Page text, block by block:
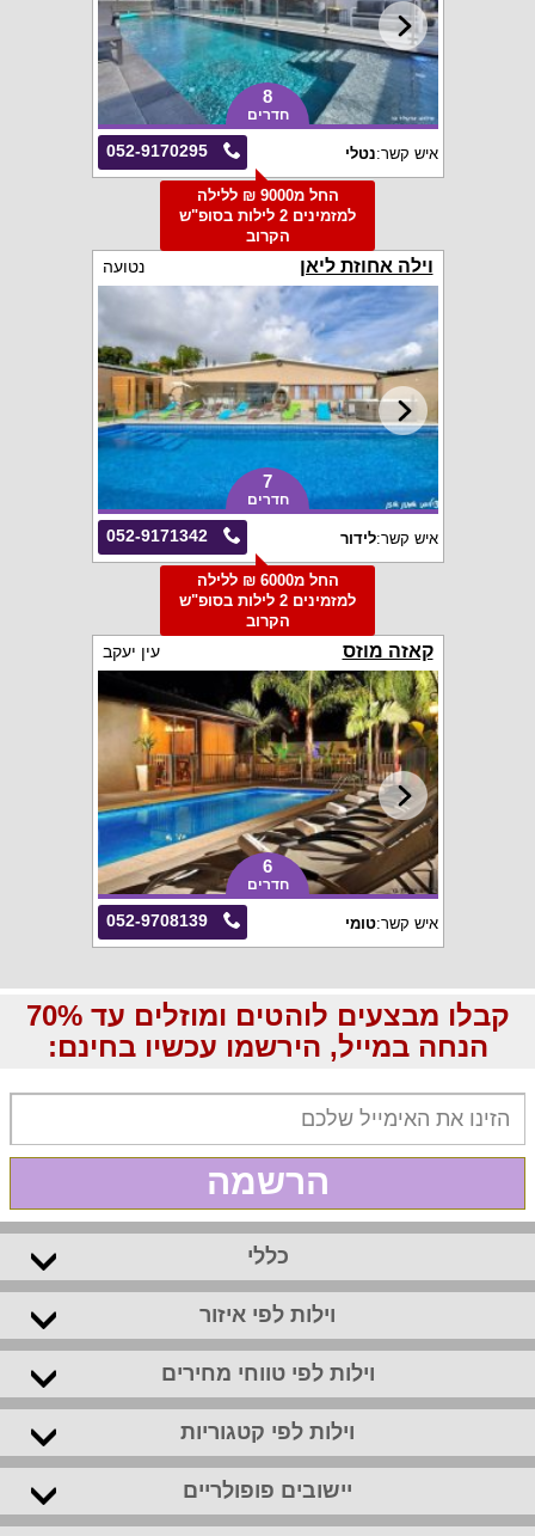
8
חדרים
052-9170295 איש קשר:נטלי
החל מ9000 ₪ ללילה
למזמינים 2 לילות בסופ"ש
הקרוב
וילה אחוזת ליאן נטועה
7
חדרים
052-9171342 איש קשר:לידור
החל מ6000 ₪ ללילה
למזמינים 2 לילות בסופ"ש
הקרוב
קאזה מוזס עין יעקב
6
חדרים
052-9708139 איש קשר:טומי
קבלו מבצעים לוהטים ומוזלים עד 70%
הנחה במייל, הירשמו עכשיו בחינם:
הרשמה
כללי
וילות לפי איזור
וילות לפי טווחי מחירים
וילות לפי קטגוריות
יישובים פופולריים